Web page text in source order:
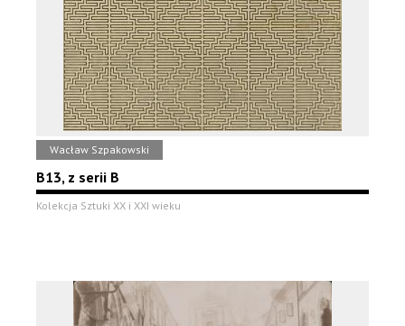
Wacław Szpakowski
B13, z serii B
Kolekcja Sztuki XX i XXI wieku